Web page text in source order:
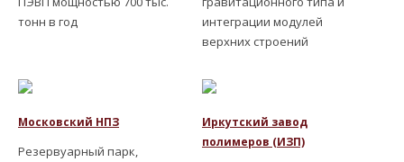
тонн в год
интеграции модулей
верхних строений
Московский НПЗ
Резервуарный парк,
Иркутский завод
полимеров (ИЗП)